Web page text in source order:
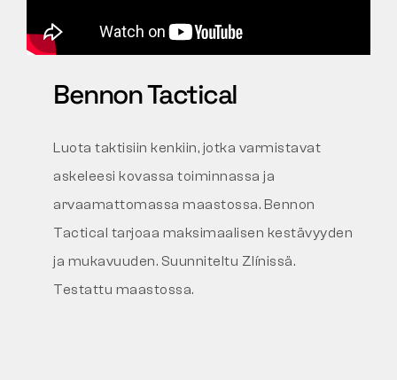
Bennon Tactical
Luota taktisiin kenkiin, jotka varmistavat
askeleesi kovassa toiminnassa ja
arvaamattomassa maastossa. Bennon
Tactical tarjoaa maksimaalisen kestävyyden
ja mukavuuden. Suunniteltu Zlínissä.
Testattu maastossa.